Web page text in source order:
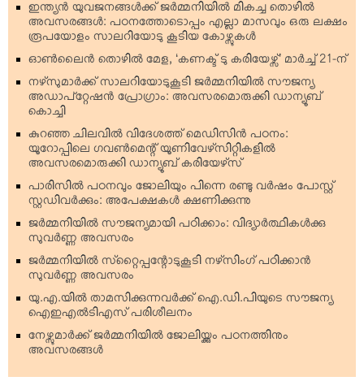
ഇന്ത്യന്‍ യുവജനങ്ങള്‍ക്ക് ജര്‍മ്മനിയില്‍ മികച്ച തൊഴില്‍
അവസരങ്ങള്‍: പഠനത്തോടൊപ്പം എല്ലാ മാസവും ഒരു ലക്ഷം
രൂപയോളം സാലറിയോടു കൂടിയ കോഴ്സുകള്‍
ഓണ്‍ലൈന്‍ തൊഴില്‍ മേള, ‘കണക്ട് ടു കരിയേഴ്സ്’ മാര്‍ച്ച് 21-ന്
നഴ്‌സുമാര്‍ക്ക് സാലറിയോടുകൂടി ജര്‍മ്മനിയില്‍ സൗജന്യ
അഡാപ്റ്റേഷന്‍ പ്രോഗ്രാം: അവസരമൊരുക്കി ഡാന്യൂബ്
കൊച്ചി
കുറഞ്ഞ ചിലവില്‍ വിദേശത്ത് മെഡിസിന്‍ പഠനം:
യൂറോപ്പിലെ ഗവണ്‍മെന്റ് യൂണിവേഴ്‌സിറ്റികളില്‍
അവസരമൊരുക്കി ഡാന്യൂബ് കരിയേഴ്‌സ്
പാരിസില്‍ പഠനവും ജോലിയും പിന്നെ രണ്ടു വര്‍ഷം പോസ്റ്റ്
സ്റ്റഡിവര്‍ക്കും: അപേക്ഷകള്‍ ക്ഷണിക്കുന്നു
ജര്‍മ്മനിയില്‍ സൗജന്യമായി പഠിക്കാം: വിദ്യാര്‍ത്ഥികള്‍ക്കു
സുവര്‍ണ്ണ അവസരം
ജര്‍മ്മനിയില്‍ സ്‌റ്റൈപ്പന്റോടുകൂടി നഴ്‌സിംഗ് പഠിക്കാന്‍
സുവര്‍ണ്ണ അവസരം
യു.എ.യില്‍ താമസിക്കുന്നവര്‍ക്ക് ഐ.ഡി.പിയുടെ സൗജന്യ
ഐഇഎല്‍ടിഎസ് പരിശീലനം
നേഴ്സുമാര്‍ക്ക് ജര്‍മ്മനിയില്‍ ജോലിയ്ക്കും പഠനത്തിനും
അവസരങ്ങള്‍